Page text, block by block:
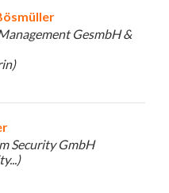
GesmbH &
Security GmbH